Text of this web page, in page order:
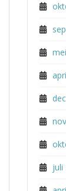
juli